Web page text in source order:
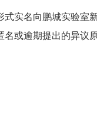
实名向鹏城实验
或逾期提出的异议